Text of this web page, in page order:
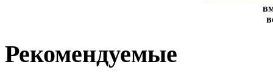
Рекомендуемые